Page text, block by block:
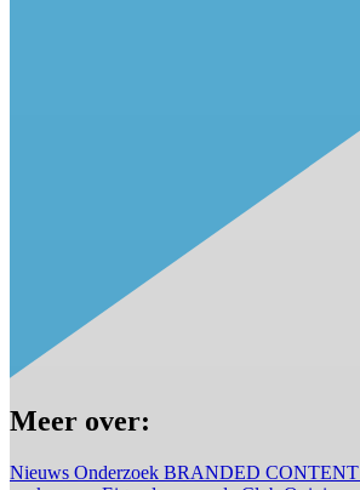
Meer over:
Nieuws Onderzoek BRANDED CONTENT